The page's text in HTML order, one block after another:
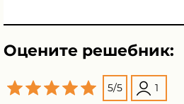
Оцените решебник:
5/5 1